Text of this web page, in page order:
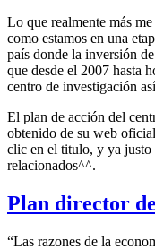
Lo que realmente más
como estamos en una
país donde la inversión
que desde el 2007 hasta
centro de investigación
El plan de acción del
obtenido de su web
clic en el titulo, y ya justo
relacionados^^.
Plan director
“Las razones de la